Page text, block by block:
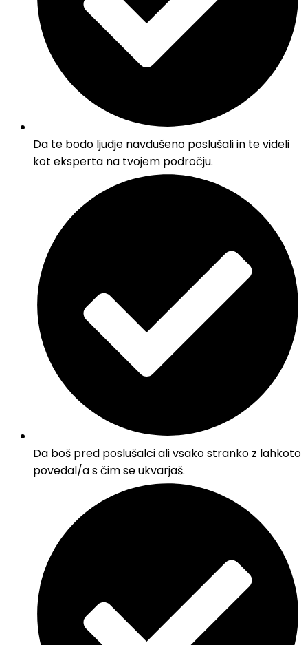
Da te bodo ljudje navdušeno poslušali in te videli
kot eksperta na tvojem področju.
Da boš pred poslušalci ali vsako stranko z lahkoto
povedal/a s čim se ukvarjaš.